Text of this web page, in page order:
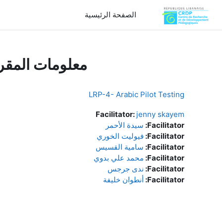
تخطى إلى المحتوى الرئيسي
الصفحة الرئيسية
معلومات
LRP-4- Arabic Pilot Testing
Facilitator: jenny skayem
Facilitator: سيدة الأحمر
Facilitator: فيوليت الخوري
Facilitator: سامية القسيس
Facilitator: محمد علي بدوي
Facilitator: ندى جرجس
Facilitator: أنطوان خليفة